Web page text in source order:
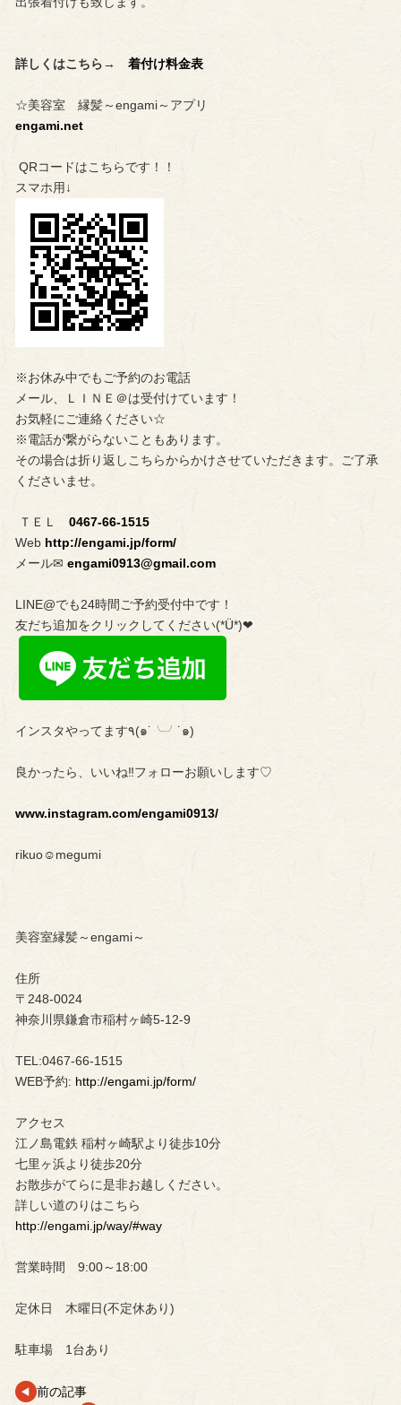
詳しくはこちら→ 着付け料金表
☆美容室 縁髪～engami～アプリ
engami.net
QRコードはこちらです！！
スマホ用↓
※お休み中でもご予約のお電話
メール、ＬＩＮＥ＠は受付けています！
お気軽にご連絡ください☆
※電話が繋がらないこともあります。
その場合は折り返しこちらからかけさせていただきます。ご了承
くださいませ。
ＴＥＬ 0467-66-1515
Webhttp://engami.jp/form/
メール✉︎ engami0913@gmail.com
LINE@でも24時間ご予約受付中です！
友だち追加をクリックしてください(*Ü*)❤︎
インスタやってます٩(๑˙╰╯˙๑)
良かったら、いいね‼︎フォローお願いします♡
www.instagram.com/engami0913/
rikuo☺︎megumi
美容室縁髪～engami～
住所
〒248-0024
神奈川県鎌倉市稲村ヶ崎5-12-9
TEL:0467-66-1515
WEB予約: http://engami.jp/form/
アクセス
江ノ島電鉄 稲村ヶ崎駅より徒歩10分
七里ヶ浜より徒歩20分
お散歩がてらに是非お越しください。
詳しい道のりはこちら
http://engami.jp/way/#way
営業時間 9:00～18:00
定休日 木曜日(不定休あり)
駐車場 1台あり
前の記事